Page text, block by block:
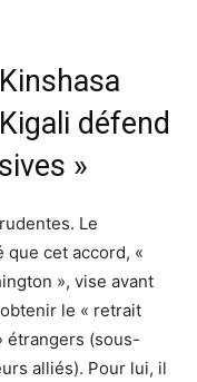
défend
»
Le
que cet accord, «
», vise avant
le « retrait
étrangers (sous-
alliés). Pour lui, il